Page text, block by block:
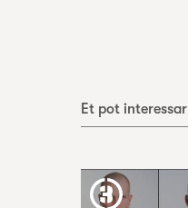
Et pot interessar